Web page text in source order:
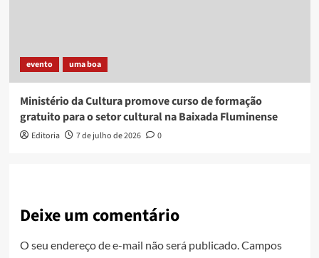
evento uma boa
Ministério da Cultura promove curso de formação
gratuito para o setor cultural na Baixada Fluminense
Editoria 7 de julho de 2026 0
Deixe um comentário
O seu endereço de e-mail não será publicado.Campos